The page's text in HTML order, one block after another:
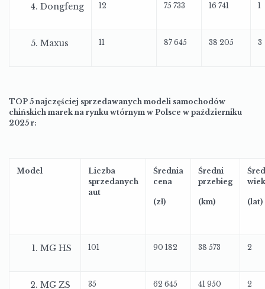
Dongfeng 12 75 733 16 741 1
Maxus 11 87 645 38 205 3
TOP 5 najczęściej sprzedawanych modeli samochodów
chińskich marek na rynku wtórnym w Polsce w październiku
2025 r:
Model
Liczba
sprzedanych
aut
Średnia
cena
(zł)
Średni
przebieg
(km)
wiek
(lat)
MG HS 101 90 182 38 573 2
MG ZS 35 62 645 41 950 2